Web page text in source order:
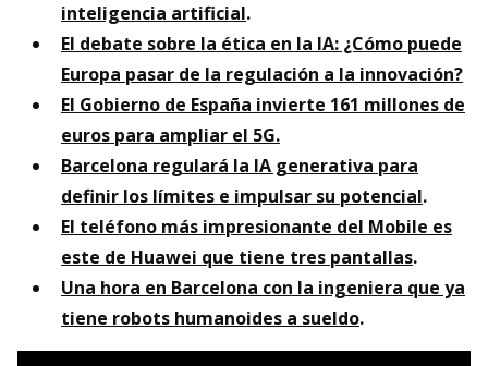
inteligencia artificial.
El debate sobre la ética en la IA: ¿Cómo puede
Europa pasar de la regulación a la innovación?
El Gobierno de España invierte 161 millones de
euros para ampliar el 5G.
Barcelona regulará la IA generativa para
definir los límites e impulsar su potencial.
El teléfono más impresionante del Mobile es
este de Huawei que tiene tres pantallas.
Una hora en Barcelona con la ingeniera que ya
tiene robots humanoides a sueldo.